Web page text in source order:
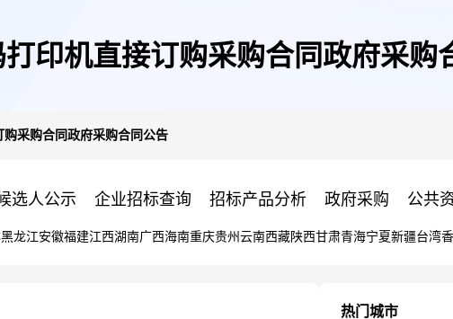
印机直接订购采购合同政府采购
采购合同政府采购合同公告
选人公示 企业招标查询 招标产品分析 政府采购 公共
黑龙江安徽福建江西湖南广西海南重庆贵州 云南西藏陕西甘肃青海宁夏新疆台湾
热门城市